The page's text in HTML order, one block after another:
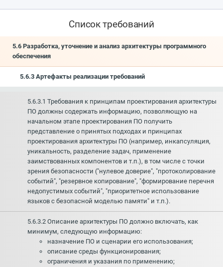
Список требований
5.6 Разработка, уточнение и анализ архитектуры программного
обеспечения
5.6.3 Артефакты реализации требований
5.6.3.1 Требования к принципам проектирования архитектуры
ПО должны содержать информацию, позволяющую на
начальном этапе проектирования ПО получить
представление о принятых подходах и принципах
проектирования архитектуры ПО (например, инкапсуляция,
уникальность, разделение задач, применение
заимствованных компонентов и т.п.), в том числе с точки
зрения безопасности ("нулевое доверие", "протоколирование
событий", "резервное копирование", "формирование перечня
недопустимых событий", "приоритетное использование
языков с безопасной моделью памяти" и т.п.).
5.6.3.2 Описание архитектуры ПО должно включать, как
минимум, следующую информацию:
назначение ПО и сценарии его использования;
описание среды функционирования;
ограничения и указания по применению;